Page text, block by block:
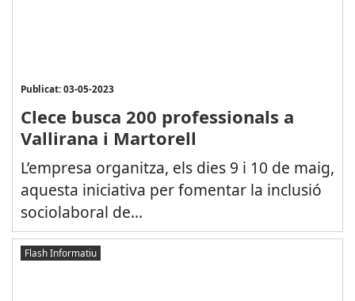
Publicat: 03-05-2023
Clece busca 200 professionals a
Vallirana i Martorell
L’empresa organitza, els dies 9 i 10 de maig,
aquesta iniciativa per fomentar la inclusió
sociolaboral de...
Flash Informatiu